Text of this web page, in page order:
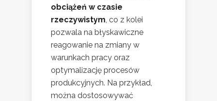
obciążeń w czasie
rzeczywistym, co z kolei
pozwala na błyskawiczne
reagowanie na zmiany w
warunkach pracy oraz
optymalizację procesów
produkcyjnych. Na przykład,
można dostosowywać